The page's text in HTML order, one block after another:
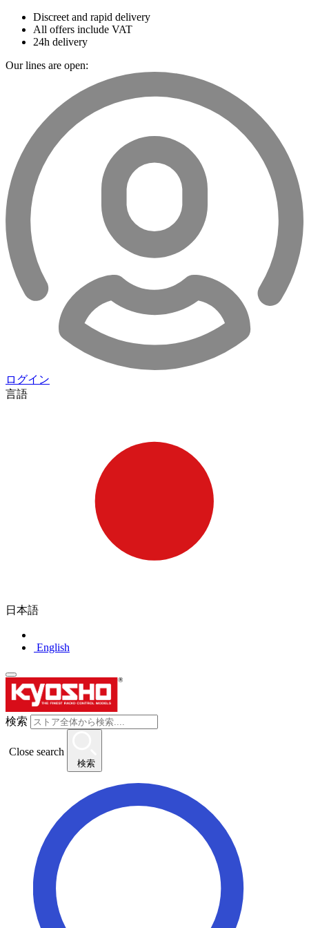
Discreet and rapid delivery
All offers include VAT
24h delivery
Our lines are open:
ログイン
言語
日本語
English
検索
Close search
検索